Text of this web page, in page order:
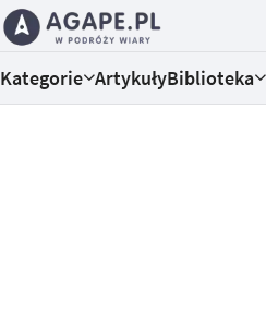
Kategorie ArtykułyBiblioteka